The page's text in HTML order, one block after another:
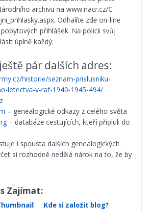
archivu na www.nacr.cz/C-
Odhalíte zde on-line
přihlášek. Na policii svůj
úplně každý.
pár dalších adres:
historie/seznam-prislusniku-
letectva-v-raf-1940-1945-494/
– genealogické odkazy z celého světa
– databáze cestujících, kteří připluli do
i spousta dalších genealogických
si rozhodně nedělá nárok na to, že by
Zajímat:
Kde si založit blog?